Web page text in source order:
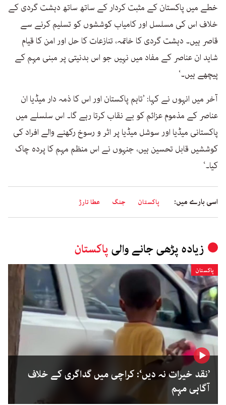
خطے میں پاکستان کے مثبت کردار کے ساتھ ساتھ دہشت گردی کے
خلاف اس کی مسلسل اور کامیاب کوششوں کو تسلیم کرنے سے
قاصر ہیں۔ دہشت گردی کا خاتمہ، تنازعات کا حل اور امن کا قیام
شاید ان عناصر کے مفاد میں نہیں جو اس بدنیتی پر مبنی مہم کے
پیچھے ہیں۔‘
آخر میں انہوں نے کہا: ’تاہم پاکستان اور اس کا ذمہ دار میڈیا ان
عناصر کے مذموم عزائم کو بے نقاب کرتا رہے گا۔ اس سلسلے میں
پاکستانی میڈیا اور سوشل میڈیا پر اثر و رسوخ رکھنے والے افراد کی
کوششیں قابل تحسین ہیں، جنہوں نے اس منظم مہم کا پردہ چاک
کیا۔‘
اسی بارے میں: پاکستان جنگ عطا تارڑ
زیادہ پڑھی جانے والی پاکستان
پاکستان
’نقد خیرات نہ دیں‘: کراچی میں گداگری کے خلاف
آگاہی مہم